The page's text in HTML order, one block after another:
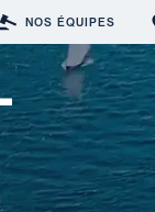
NOS ÉQUIPES